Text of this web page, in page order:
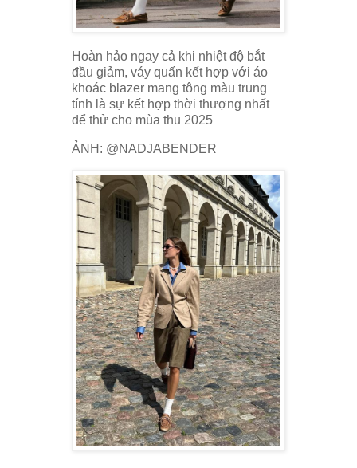
Hoàn hảo ngay cả khi nhiệt độ bắt
đầu giảm, váy quấn kết hợp với áo
khoác blazer mang tông màu trung
tính là sự kết hợp thời thượng nhất
để thử cho mùa thu 2025
ẢNH: @NADJABENDER